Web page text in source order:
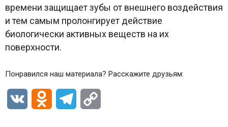
времени защищает зубы от внешнего воздействия
и тем самым пролонгирует действие
биологически активных веществ на их
поверхности.
Понравился наш материала? Расскажите друзьям:
VK Odnoklassniki
Telegram